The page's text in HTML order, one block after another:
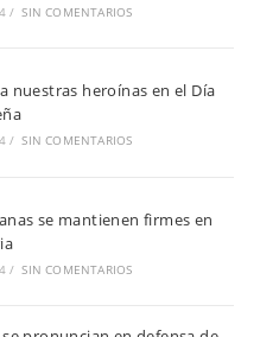
/ SIN COMENTARIOS
nuestras heroínas en el Día
/ SIN COMENTARIOS
se mantienen firmes en
/ SIN COMENTARIOS